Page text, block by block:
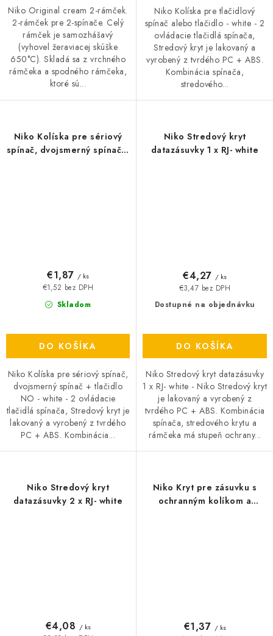
Niko Original cream 2-rámček.
2-rámček pre 2-spínače. Celý
rámček je samozhášavý
(vyhovel žeraviacej skúške
650°C). Skladá sa z vrchného
rámčeka a spodného rámčeka,
ktoré sú...
Niko Kolíska pre tlačidlový
spínač alebo tlačidlo - white - 2
ovládacie tlačidlá spínača,
Stredový kryt je lakovaný a
vyrobený z tvrdého PC + ABS.
Kombinácia spínača,
stredového...
Niko Kolíska pre sériový
spínač, dvojsmerný spínač +
Skladom
€1,52 bez DPH
€1,87 / ks
DO KOŠÍKA
Niko Kolíska pre sériový spínač,
dvojsmerný spínač + tlačidlo
NO - white - 2 ovládacie
tlačidlá spínača, Stredový kryt je
lakovaný a vyrobený z tvrdého
PC + ABS. Kombinácia...
Niko Stredový kryt
datazásuvky 1 x RJ- white
Dostupné na objednávku
€3,47 bez DPH
€4,27 / ks
DO KOŠÍKA
Niko Stredový kryt datazásuvky
1 x RJ- white - Niko Stredový kryt
je lakovaný a vyrobený z
tvrdého PC + ABS. Kombinácia
spínača, stredového krytu a
rámčeka má stupeň ochrany...
Niko Stredový kryt
datazásuvky 2 x RJ- white
€4,08 / ks
Niko Kryt pre zásuvku s
ochranným kolíkom a
€1,37 / ks